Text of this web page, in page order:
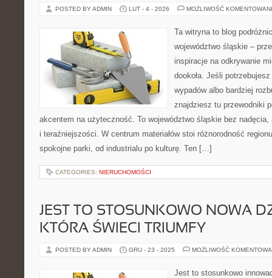
POSTED BY ADMIN LUT - 4 - 2026 MOŻLIWOŚĆ
Ta witryna to blog
województwo śląskie –
inspiracje na odkrywanie
dookoła. Jeśli
wypadów albo bardziej
znajdziesz tu przewodniki
akcentem na użyteczność. To województwo śląskie bez
i teraźniejszości. W centrum materiałów stoi różnorodność
spokojne parki, od industrialu po kulturę. Ten […]
CATEGORIES: NIERUCHOMOŚCI
JEST TO STOSUNKOWO NOWA
KTÓRA ŚWIECI TRIUMFY
POSTED BY ADMIN GRU - 23 - 2025 MOŻLIWOŚĆ
Jest to stosunkowo